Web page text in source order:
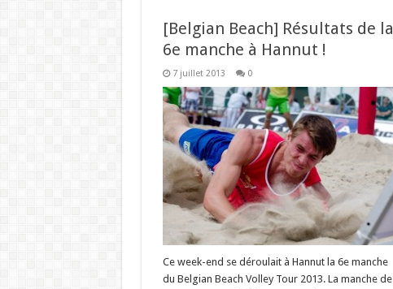
[Belgian Beach] Résultats de la
6e manche à Hannut !
7 juillet 2013 0
Ce week-end se déroulait à Hannut la 6e manche
du Belgian Beach Volley Tour 2013. La manche de